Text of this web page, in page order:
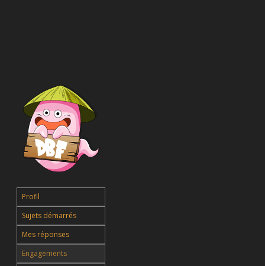
Profil
Sujets démarrés
Mes réponses
Engagements